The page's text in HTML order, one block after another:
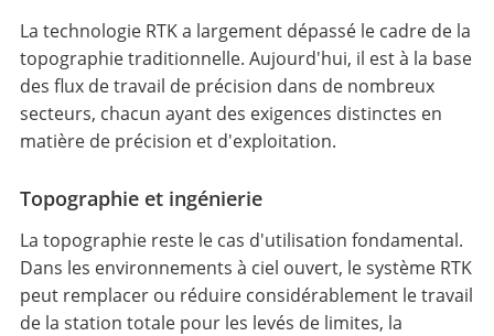
La technologie RTK a largement dépassé le cadre de la
topographie traditionnelle. Aujourd'hui, il est à la base
des flux de travail de précision dans de nombreux
secteurs, chacun ayant des exigences distinctes en
matière de précision et d'exploitation.
Topographie et ingénierie
La topographie reste le cas d'utilisation fondamental.
Dans les environnements à ciel ouvert, le système RTK
peut remplacer ou réduire considérablement le travail
de la station totale pour les levés de limites, la